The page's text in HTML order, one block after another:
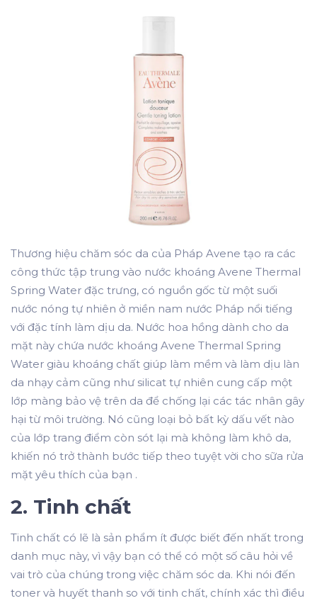
Thương hiệu chăm sóc da của Pháp Avene tạo ra các
công thức tập trung vào nước khoáng Avene Thermal
Spring Water đặc trưng, ​​có nguồn gốc từ một suối
nước nóng tự nhiên ở miền nam nước Pháp nổi tiếng
với đặc tính làm dịu da. Nước hoa hồng dành cho da
mặt này chứa nước khoáng Avene Thermal Spring
Water giàu khoáng chất giúp làm mềm và làm dịu làn
da nhạy cảm cũng như silicat tự nhiên cung cấp một
lớp màng bảo vệ trên da để chống lại các tác nhân gây
hại từ môi trường. Nó cũng loại bỏ bất kỳ dấu vết nào
của lớp trang điểm còn sót lại mà không làm khô da,
khiến nó trở thành bước tiếp theo tuyệt vời cho sữa rửa
mặt yêu thích của bạn .
2. Tinh chất
Tinh chất có lẽ là sản phẩm ít được biết đến nhất trong
danh mục này, vì vậy bạn có thể có một số câu hỏi về
vai trò của chúng trong việc chăm sóc da. Khi nói đến
toner và huyết thanh so với tinh chất, chính xác thì điều